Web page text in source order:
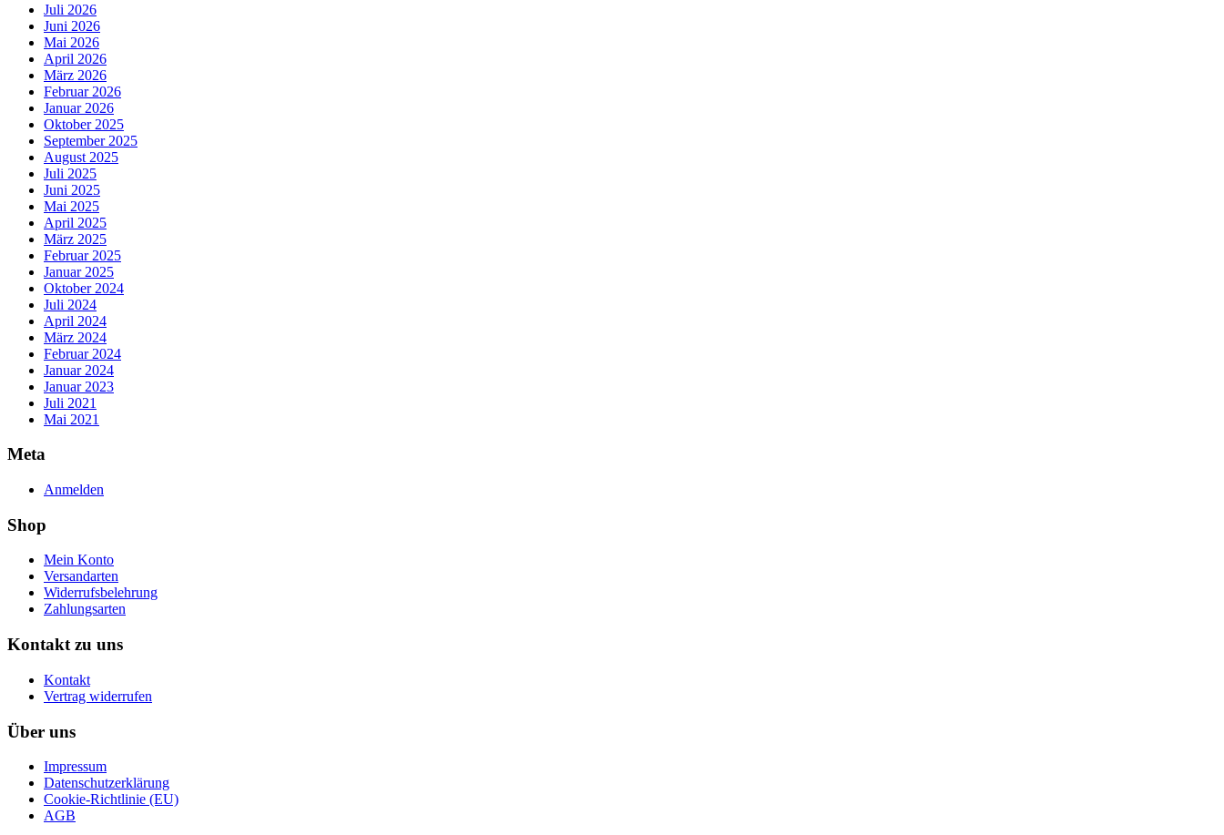
Juli 2026
Juni 2026
Mai 2026
April 2026
März 2026
Februar 2026
Januar 2026
Oktober 2025
September 2025
August 2025
Juli 2025
Juni 2025
Mai 2025
April 2025
März 2025
Februar 2025
Januar 2025
Oktober 2024
Juli 2024
April 2024
März 2024
Februar 2024
Januar 2024
Januar 2023
Juli 2021
Mai 2021
Meta
Anmelden
Shop
Mein Konto
Versandarten
Widerrufsbelehrung
Zahlungsarten
Kontakt zu uns
Kontakt
Vertrag widerrufen
Über uns
Impressum
Datenschutzerklärung
Cookie-Richtlinie (EU)
AGB